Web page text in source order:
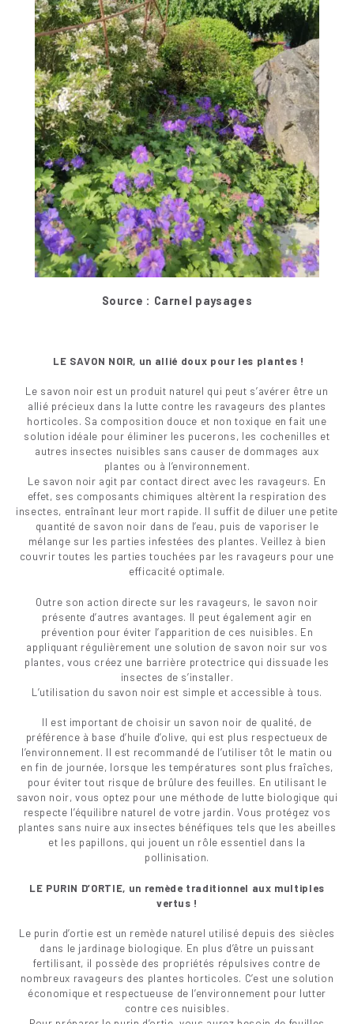
Source : Carnel paysages
LE SAVON NOIR, un allié doux pour les plantes !
Le savon noir est un produit naturel qui peut s’avérer être un
allié précieux dans la lutte contre les ravageurs des plantes
horticoles. Sa composition douce et non toxique en fait une
solution idéale pour éliminer les pucerons, les cochenilles et
autres insectes nuisibles sans causer de dommages aux
plantes ou à l’environnement.
Le savon noir agit par contact direct avec les ravageurs. En
effet, ses composants chimiques altèrent la respiration des
insectes, entraînant leur mort rapide. Il suffit de diluer une petite
quantité de savon noir dans de l’eau, puis de vaporiser le
mélange sur les parties infestées des plantes. Veillez à bien
couvrir toutes les parties touchées par les ravageurs pour une
efficacité optimale.
Outre son action directe sur les ravageurs, le savon noir
présente d’autres avantages. Il peut également agir en
prévention pour éviter l’apparition de ces nuisibles. En
appliquant régulièrement une solution de savon noir sur vos
plantes, vous créez une barrière protectrice qui dissuade les
insectes de s’installer.
L’utilisation du savon noir est simple et accessible à tous.
Il est important de choisir un savon noir de qualité, de
préférence à base d’huile d’olive, qui est plus respectueux de
l’environnement. Il est recommandé de l’utiliser tôt le matin ou
en fin de journée, lorsque les températures sont plus fraîches,
pour éviter tout risque de brûlure des feuilles. En utilisant le
savon noir, vous optez pour une méthode de lutte biologique qui
respecte l’équilibre naturel de votre jardin. Vous protégez vos
plantes sans nuire aux insectes bénéfiques tels que les abeilles
et les papillons, qui jouent un rôle essentiel dans la
pollinisation.
LE PURIN D’ORTIE, un remède traditionnel aux multiples
vertus !
Le purin d’ortie est un remède naturel utilisé depuis des siècles
dans le jardinage biologique. En plus d’être un puissant
fertilisant, il possède des propriétés répulsives contre de
nombreux ravageurs des plantes horticoles. C’est une solution
économique et respectueuse de l’environnement pour lutter
contre ces nuisibles.